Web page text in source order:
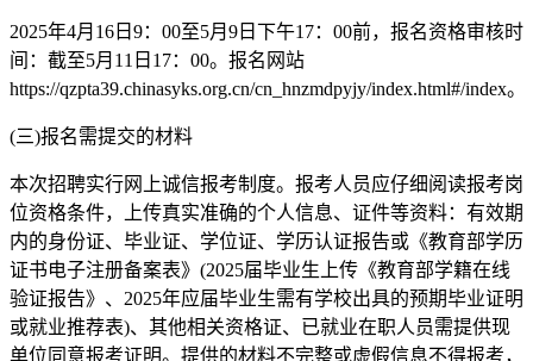
2025年4月16日9：00至5月9日下午17：00前，报名资格审核时
间：截至5月11日17：00。报名网站
https://qzpta39.chinasyks.org.cn/cn_hnzmdpyjy/index.html#/index。
(三)报名需提交的材料
本次招聘实行网上诚信报考制度。报考人员应仔细阅读报考岗
位资格条件，上传真实准确的个人信息、证件等资料：有效期
内的身份证、毕业证、学位证、学历认证报告或《教育部学历
证书电子注册备案表》(2025届毕业生上传《教育部学籍在线
验证报告》、2025年应届毕业生需有学校出具的预期毕业证明
或就业推荐表)、其他相关资格证、已就业在职人员需提供现
单位同意报考证明。提供的材料不完整或虚假信息不得报考，